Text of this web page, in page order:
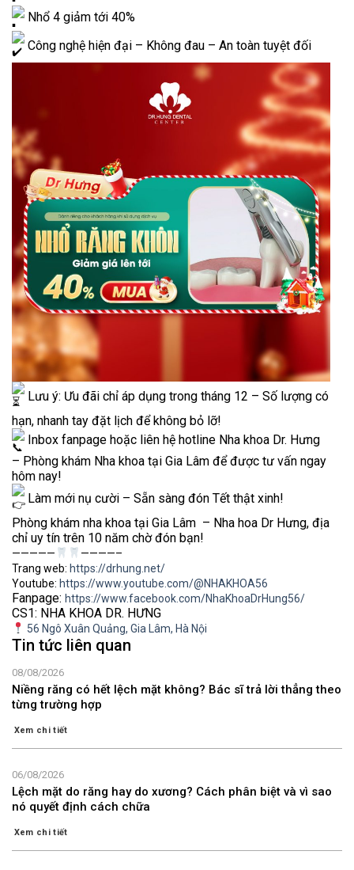
Nhổ 4 giảm tới 40%
Công nghệ hiện đại – Không đau – An toàn tuyệt đối
Lưu ý: Ưu đãi chỉ áp dụng trong tháng 12 – Số lượng có
hạn, nhanh tay đặt lịch để không bỏ lỡ!
Inbox fanpage hoặc liên hệ hotline Nha khoa Dr. Hưng
– Phòng khám Nha khoa tại Gia Lâm để được tư vấn ngay
hôm nay!
Làm mới nụ cười – Sẵn sàng đón Tết thật xinh!
Phòng khám nha khoa tại Gia Lâm – Nha hoa Dr Hưng, địa
chỉ uy tín trên 10 năm chờ đón bạn!
—————
————–
Trang web: https://drhung.net/
Youtube: https://www.youtube.com/@NHAKHOA56
Fanpage: https://www.facebook.com/NhaKhoaDrHung56/
CS1: NHA KHOA DR. HƯNG
56 Ngô Xuân Quảng, Gia Lâm, Hà Nội
Tin tức liên quan
Niềng răng có hết lệch mặt không? Bác sĩ trả lời thẳng theo
từng trường hợp
08/08/2026
Xem chi tiết
Lệch mặt do răng hay do xương? Cách phân biệt và vì sao
nó quyết định cách chữa
06/08/2026
Xem chi tiết